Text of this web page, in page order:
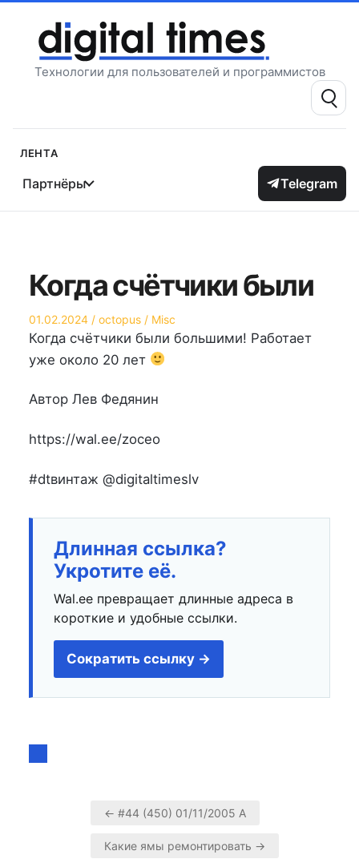
содержимому
Технологии для пользователей и программистов
Поиск:
Лента
Партнёры Telegram
Когда счётчики были
Опубликовано
на
01.02.2024 Автор
octopus
Опубликовано
в
Misc
Когда счётчики были большими! Работает
уже около 20 лет
Автор Лев Федянин
https://wal.ee/zoceo
#dtвинтаж @digitaltimeslv
Длинная ссылка?
Укротите её.
Wal.ee превращает длинные адреса в
короткие и удобные ссылки.
Сократить ссылку →
Навигация
← #44 (450) 01/11/2005 А
Какие ямы ремонтировать →